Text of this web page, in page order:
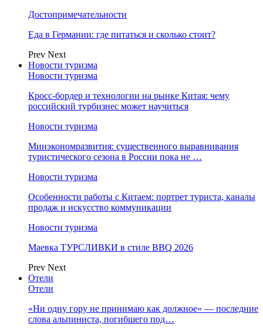
Достопримечательности
Еда в Германии: где питаться и сколько стоит?
Prev Next
Новости туризма
Новости туризма
Кросс-бордер и технологии на рынке Китая: чему
российский турбизнес может научиться
Новости туризма
Минэкономразвития: существенного выравнивания
туристического сезона в России пока не …
Новости туризма
Особенности работы с Китаем: портрет туриста, каналы
продаж и искусство коммуникации
Новости туризма
Маевка ТУРСЛИВКИ в стиле BBQ 2026
Prev Next
Отели
Отели
«Ни одну гору не принимаю как должное» — последние
слова альпиниста, погибшего под…